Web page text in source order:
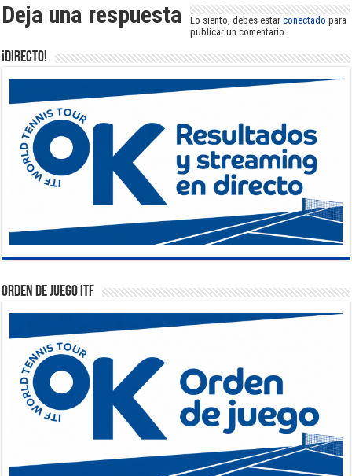
Deja una respuesta Lo siento, debes estarconectado para
publicar un comentario.
¡DIRECTO!
Orden de Juego ITF